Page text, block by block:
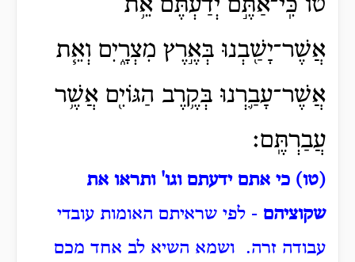
טו כִּֽי־אַתֶּ֣ם יְדַעְתֶּ֔ם אֵ֥ת
אֲשֶׁר־יָשַׁ֖בְנוּ בְּאֶ֣רֶץ מִצְרָ֑יִם וְאֵ֧ת
אֲשֶׁר־עָבַ֛רְנוּ בְּקֶ֥רֶב הַגּוֹיִ֖ם אֲשֶׁ֥ר
עֲבַרְתֶּֽם׃
(טו) כי אתם ידעתם וגו' ותראו את
שקוציהם - לפי שראיתם האומות עובדי
עבודה זרה. ושמא השיא לב אחד מכם